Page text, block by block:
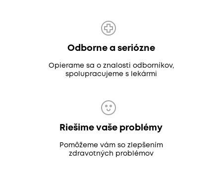
Odborne a seriózne
Opierame sa o znalosti odborníkov,
spolupracujeme s lekármi
Riešime vaše problémy
Pomôžeme vám so zlepšením
zdravotných problémov